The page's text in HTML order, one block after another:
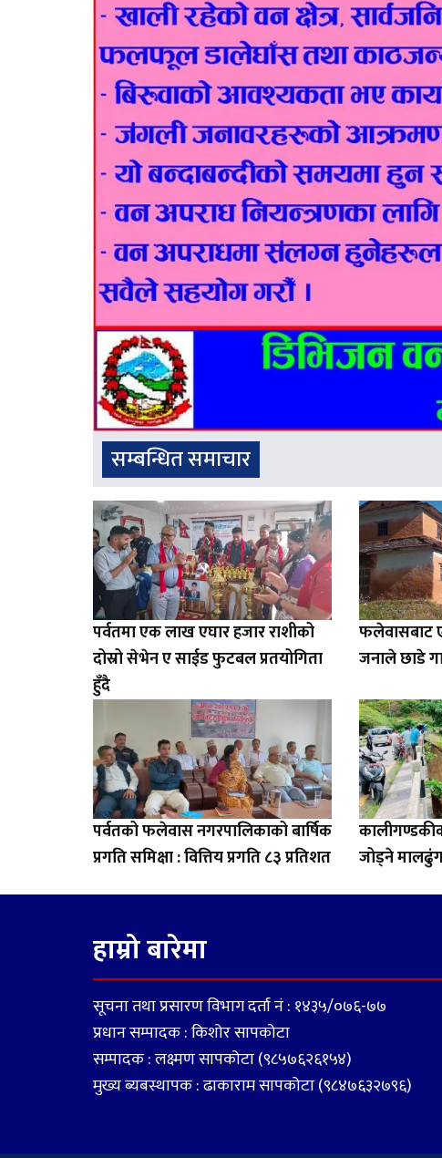
सम्बन्धित समाचार
पर्वतमा एक लाख एघार हजार राशीको
दोस्रो सेभेन ए साईड फुटबल प्रतयोगिता
हुँदै
फलेवासबाट
जनाले छाडे
पर्वतको फलेवास नगरपालिकाको बार्षिक
प्रगति समिक्षा : वित्तिय प्रगति ८३ प्रतिशत
जोड्ने
हाम्रो बारेमा
सूचना तथा प्रसारण विभाग दर्ता नं : १४३५/०७६-७७
प्रधान सम्पादक : किशोर सापकोटा
सम्पादक : लक्ष्मण सापकोटा (९८५७६२६१५४)
मुख्य ब्यबस्थापक : ढाकाराम सापकोटा (९८४७६३२७९६)